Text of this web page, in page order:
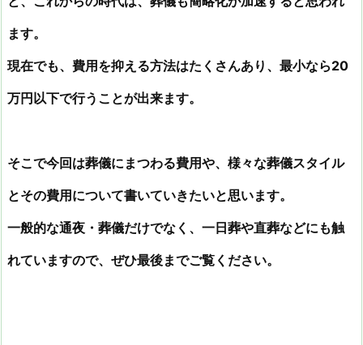
ます。
現在でも、費用を抑える方法はたくさんあり、最小なら20
万円以下で行うことが出来ます。
そこで今回は葬儀にまつわる費用や、様々な葬儀スタイル
とその費用について書いていきたいと思います。
一般的な通夜・葬儀だけでなく、一日葬や直葬などにも触
れていますので、ぜひ最後までご覧ください。